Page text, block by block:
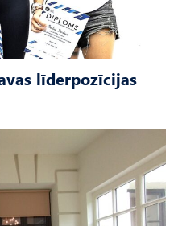
līderpozīcijas